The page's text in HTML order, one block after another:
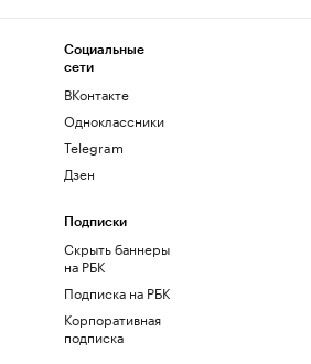
Социальные
сети
ВКонтакте
Одноклассники
Telegram
Дзен
Подписки
Скрыть баннеры
на РБК
Подписка на РБК
Корпоративная
подписка